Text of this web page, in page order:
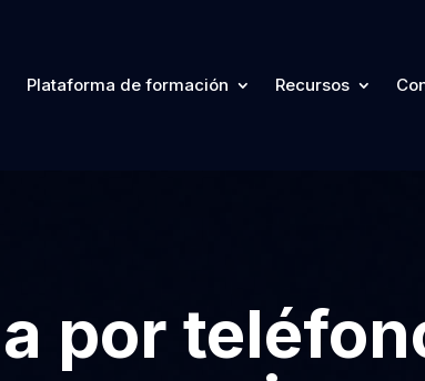
Plataforma de formación Recursos
por